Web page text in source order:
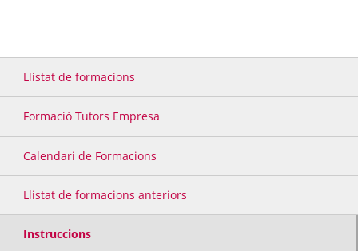
Llistat de formacions
Formació Tutors Empresa
Calendari de Formacions
Llistat de formacions anteriors
Instruccions